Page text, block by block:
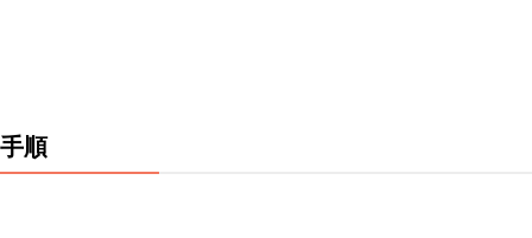
手順